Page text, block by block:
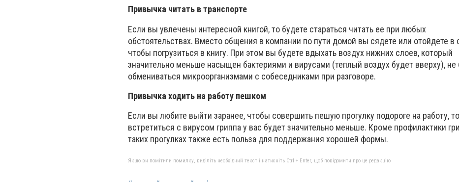
Привычка читать в транспорте
Если вы увлечены интересной книгой, то будете стараться читать ее при любых
обстоятельствах. Вместо общения в компании по пути домой вы сядете или отойдете в
чтобы погрузиться в книгу. При этом вы будете вдыхать воздух нижних слоев, который
значительно меньше насыщен бактериями и вирусами (теплый воздух будет вверху), не
обмениваться микроорганизмами с собеседниками при разговоре.
Привычка ходить на работу пешком
Если вы любите выйти заранее, чтобы совершить пешую прогулку подороге на работу,
встретиться с вирусом гриппа у вас будет значительно меньше. Кроме профилактики
таких прогулках также есть польза для поддержания хорошей формы.
Якщо ви помітили помилку, виділіть необхідний текст і натисніть Ctrl + Enter, щоб повідомити про це редакцію